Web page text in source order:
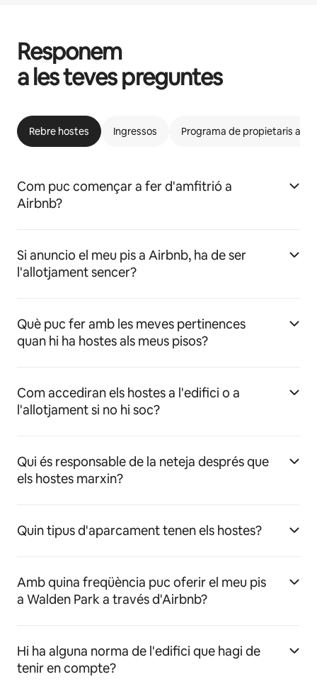
Responem
a les teves preguntes
Rebre hostes Ingressos Programa de propietaris
Com puc començar a fer d'amfitrió a
Airbnb?
Si anuncio el meu pis a Airbnb, ha de ser
l'allotjament sencer?
Què puc fer amb les meves pertinences
quan hi ha hostes als meus pisos?
Com accediran els hostes a l'edifici o a
l'allotjament si no hi soc?
Qui és responsable de la neteja després que
els hostes marxin?
Quin tipus d'aparcament tenen els hostes?
Amb quina freqüència puc oferir el meu pis
a Walden Park a través d'Airbnb?
Hi ha alguna norma de l'edifici que hagi de
tenir en compte?